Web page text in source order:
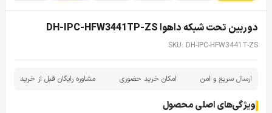
دوربین تحت شبکه داهوا DH-IPC-HFW3441TP-ZS
SKU: DH-IPC-HFW3441T-ZS
ارسال سریع و امن امکان خرید حضوری مشاوره رایگان قبل از خرید
ویژگی‌های اصلی محصول